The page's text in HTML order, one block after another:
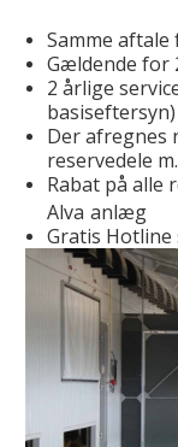
Samme
Gældende for
2 årlige
basiseftersyn)
Der afregnes
reservedele
Rabat på alle
Alva anlæg
Gratis